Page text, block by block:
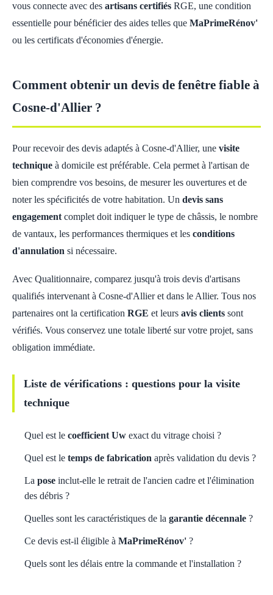
vous connecte avec des artisans certifiés RGE, une condition
essentielle pour bénéficier des aides telles que MaPrimeRénov'
ou les certificats d'économies d'énergie.
Comment obtenir un devis de fenêtre fiable à
Cosne-d'Allier ?
Pour recevoir des devis adaptés à Cosne-d'Allier, une visite
technique à domicile est préférable. Cela permet à l'artisan de
bien comprendre vos besoins, de mesurer les ouvertures et de
noter les spécificités de votre habitation. Un devis sans
engagement complet doit indiquer le type de châssis, le nombre
de vantaux, les performances thermiques et les conditions
d'annulation si nécessaire.
Avec Qualitionnaire, comparez jusqu'à trois devis d'artisans
qualifiés intervenant à Cosne-d'Allier et dans le Allier. Tous nos
partenaires ont la certification RGE et leurs avis clients sont
vérifiés. Vous conservez une totale liberté sur votre projet, sans
obligation immédiate.
Liste de vérifications : questions pour la visite
technique
Quel est le coefficient Uw exact du vitrage choisi ?
Quel est le temps de fabrication après validation du devis ?
La pose inclut-elle le retrait de l'ancien cadre et l'élimination
des débris ?
Quelles sont les caractéristiques de la garantie décennale ?
Ce devis est-il éligible à MaPrimeRénov' ?
Quels sont les délais entre la commande et l'installation ?